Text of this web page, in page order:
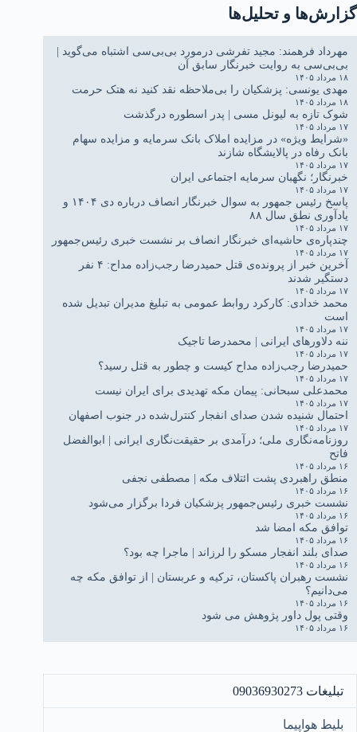
گزارش‌ها و تحلیل‌ها
مهرداد فرهمند: مجید تفرشی درمورد بی‌بی‌سی اشتباه می‌گوید |
بی‌بی‌سی به روایت خبرنگار سابق آن
۱۸ مرداد ۱۴۰۵
مهدی یونسی: پزشکیان را بی‌ملاحظه نقد کنید نه هتک حرمت
۱۸ مرداد ۱۴۰۵
شوک تازه به لیونل مسی | پدر اسطوره درگذشت
۱۷ مرداد ۱۴۰۵
«شرایط ویژه» در مزایده املاک بانک سرمایه و مزایده سهام
بانک رفاه در پالایشگاه شازند
۱۷ مرداد ۱۴۰۵
خبرنگار؛ نگهبان سرمایه اجتماعی ایران
۱۷ مرداد ۱۴۰۵
پاسخ رئیس جمهور به سوال خبرنگار انصاف درباره دی ۱۴۰۴ و
یادآوری نطق سال ۸۸
۱۷ مرداد ۱۴۰۵
چندپاره‌ی حاشیه‌ای خبرنگار انصاف بر نشست خبری رئیس‌جمهور
۱۷ مرداد ۱۴۰۵
آخرین خبر از پرونده‌ی قتل حمیدرضا رجب‌زاده مداح: ۴ نفر
دستگیر شدند
۱۷ مرداد ۱۴۰۵
محمد خدادی: کارکرد روابط عمومی به تبلیغ مدیران تبدیل شده
است
۱۷ مرداد ۱۴۰۵
ننه دلاورهای ایرانی | محمدرضا تاجیک
۱۷ مرداد ۱۴۰۵
حمیدرضا رجب‌زاده مداح کیست و چطور به قتل رسید؟
۱۷ مرداد ۱۴۰۵
محمدعلی سبحانی: پیمان مکه تهدیدی برای ایران نیست
۱۷ مرداد ۱۴۰۵
احتمال شنیده شدن صدای انفجار کنترل‌شده در جنوب اصفهان
۱۷ مرداد ۱۴۰۵
روزنامه‌نگاری ملی؛ درآمدی بر حقیقت‌نگاری ایرانی | ابوالفضل
فاتح
۱۶ مرداد ۱۴۰۵
منطق راهبردی پشت ائتلاف مکه | مصطفی نجفی
۱۶ مرداد ۱۴۰۵
نشست خبری رئیس‌جمهور پزشکیان فردا برگزار می‌شود
۱۶ مرداد ۱۴۰۵
توافق مکه امضا شد
۱۶ مرداد ۱۴۰۵
صدای بلند انفجار مسکو را لرزاند | ماجرا چه بود؟
۱۶ مرداد ۱۴۰۵
نشست رهبران پاکستان، ترکیه و عربستان | از توافق مکه چه
می‌دانیم؟
۱۶ مرداد ۱۴۰۵
وقتی پول داور پژوهش می شود
۱۶ مرداد ۱۴۰۵
تبلیغات 09036930273
بلیط هواپیما